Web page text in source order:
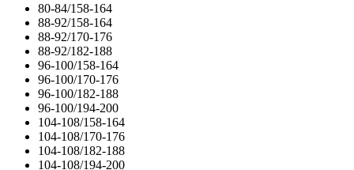
80-84/158-164
88-92/158-164
88-92/170-176
88-92/182-188
96-100/158-164
96-100/170-176
96-100/182-188
96-100/194-200
104-108/158-164
104-108/170-176
104-108/182-188
104-108/194-200